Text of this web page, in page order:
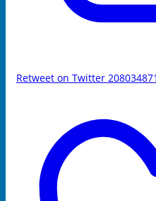
Retweet on Twitter